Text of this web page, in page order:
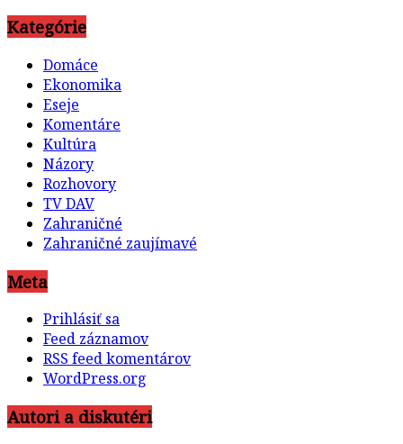
Kategórie
Domáce
Ekonomika
Eseje
Komentáre
Kultúra
Názory
Rozhovory
TV DAV
Zahraničné
Zahraničné zaujímavé
Meta
Prihlásiť sa
Feed záznamov
RSS feed komentárov
WordPress.org
Autori a diskutéri